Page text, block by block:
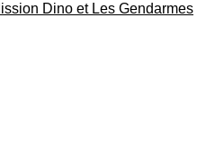
Dino et Les Gendarmes